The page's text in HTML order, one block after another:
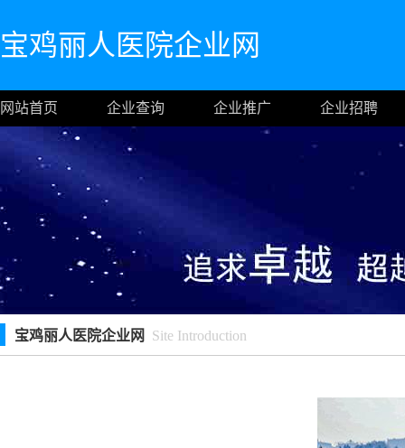
宝鸡丽人医院企业网
网站首页 企业查询 企业推广 企业招聘
宝鸡丽人医院企业网 Site Introduction